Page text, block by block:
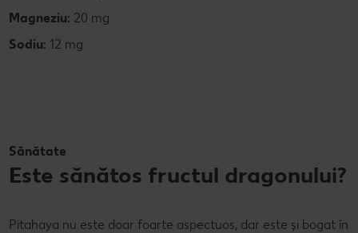
Magneziu: 20 mg
Sodiu: 12 mg
Sănătate
Este sănătos fructul dragonului?
Pitahaya nu este doar foarte aspectuos, dar este și bogat în